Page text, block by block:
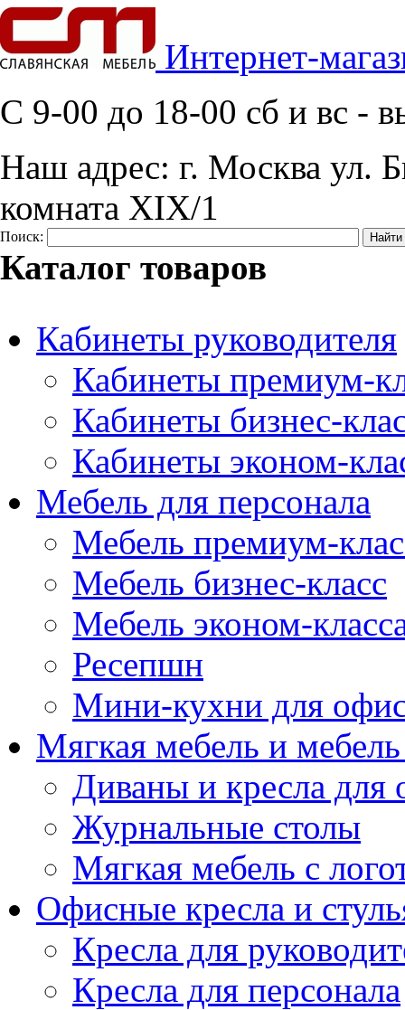
Интернет-
C 9-00 до 18-00 сб и вс -
Наш адрес: г. Москва ул.
комната XIX/1
Поиск:
Каталог товаров
Кабинеты руководителя
Кабинеты премиум-
Кабинеты бизнес-
Кабинеты эконом-
Мебель для персонала
Мебель премиум-
Мебель бизнес-класс
Мебель эконом-
Ресепшн
Мини-кухни для
Мягкая мебель и
Диваны и кресла для
Журнальные столы
Мягкая мебель с
Офисные кресла и
Кресла для
Кресла для персонала